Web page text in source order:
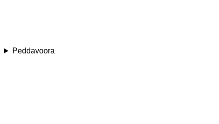
Peddavoora